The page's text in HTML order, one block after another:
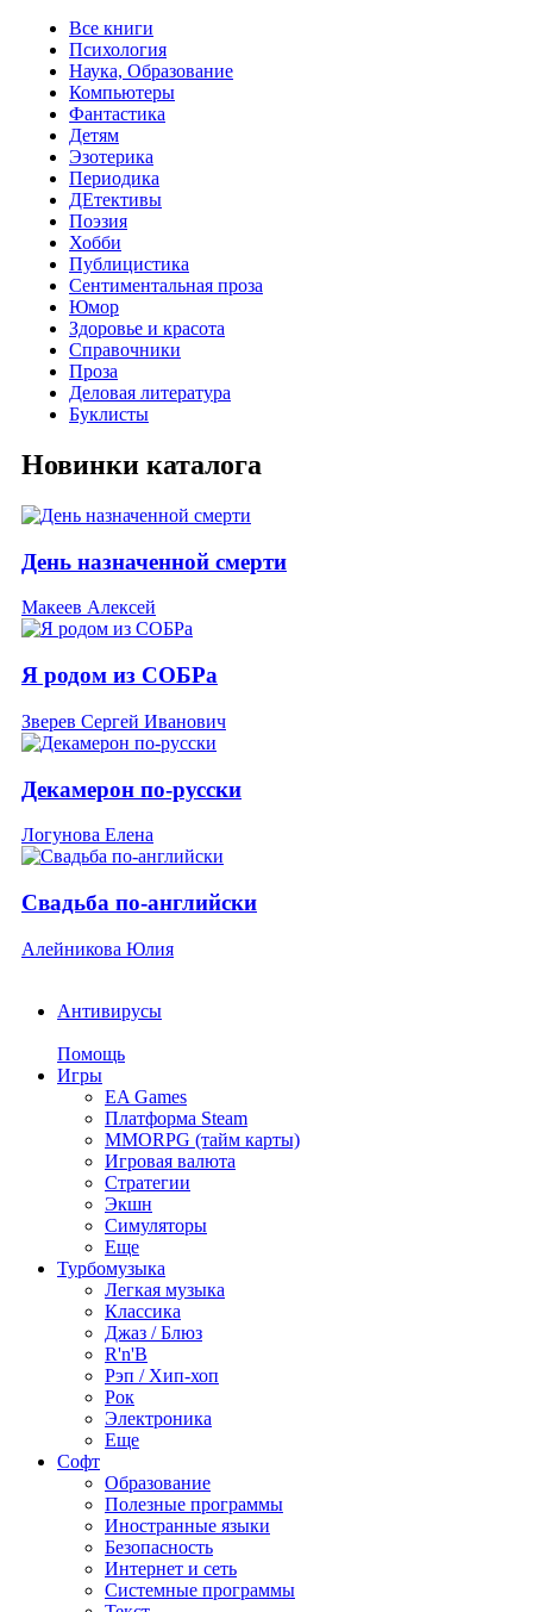
Все книги
Психология
Наука, Образование
Компьютеры
Фантастика
Детям
Эзотерика
Периодика
ДЕтективы
Поэзия
Хобби
Публицистика
Сентиментальная проза
Юмор
Здоровье и красота
Справочники
Проза
Деловая литература
Буклисты
Новинки каталога
День назначенной смерти
Макеев Алексей
Я родом из СОБРа
Зверев Сергей Иванович
Декамерон по-русски
Логунова Елена
Свадьба по-английски
Алейникова Юлия
Антивирусы
Помощь
Игры
EA Games
Платформа Steam
MMORPG (тайм карты)
Игровая валюта
Стратегии
Экшн
Симуляторы
Еще
Турбомузыка
Легкая музыка
Классика
Джаз / Блюз
R'n'B
Рэп / Хип-хоп
Рок
Электроника
Еще
Софт
Образование
Полезные программы
Иностранные языки
Безопасность
Интернет и сеть
Системные программы